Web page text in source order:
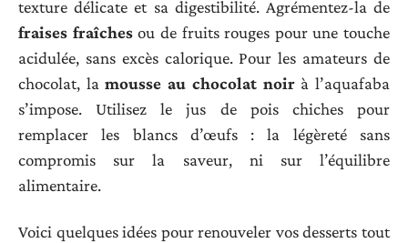
texture délicate et sa digestibilité. Agrémentez-la de
fraises fraîchesou de fruits rouges pour une touche
acidulée, sans excès calorique. Pour les amateurs de
chocolat, lamousse au chocolat noirà l’aquafaba
s’impose. Utilisez le jus de pois chiches pour
remplacer les blancs d’œufs : la légèreté sans
compromis sur la saveur, ni sur l’équilibre
alimentaire.
Voici quelques idées pour renouveler vos desserts tout